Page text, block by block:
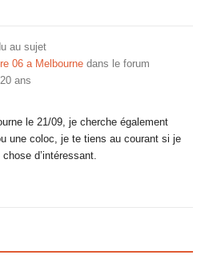
au sujet
06 a Melbourne dans le forum
ans
le 21/09, je cherche également
une coloc, je te tiens au courant si je
d’intéressant.